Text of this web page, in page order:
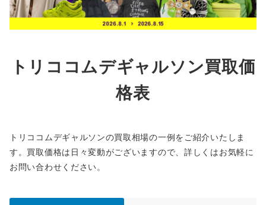
トリココムデギャルソン買取価
格表
トリココムデギャルソンの買取相場の一例をご紹介いたしま
す。買取価格は日々変動がございますので、詳しくはお気軽に
お問い合わせください。